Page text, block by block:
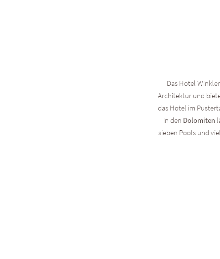
Das Hotel
Architektur und
das Hotel im
in den Dolomiten
sieben Pools und